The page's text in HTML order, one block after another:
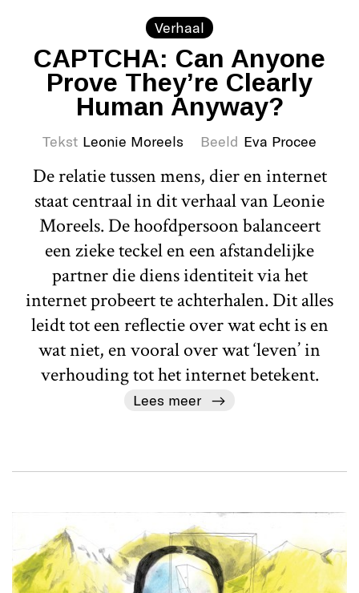
Verhaal
CAPTCHA: Can Anyone
Prove They’re Clearly
Human Anyway?
Tekst Leonie Moreels Beeld Eva Procee
De relatie tussen mens, dier en internet
staat centraal in dit verhaal van Leonie
Moreels. De hoofdpersoon balanceert
een zieke teckel en een afstandelijke
partner die diens identiteit via het
internet probeert te achterhalen. Dit alles
leidt tot een reflectie over wat echt is en
wat niet, en vooral over wat ‘leven’ in
verhouding tot het internet betekent.
Lees meer